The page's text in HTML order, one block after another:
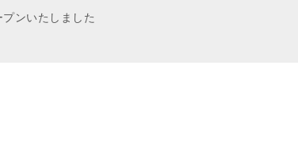
ンいたしました